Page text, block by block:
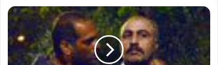
آگهی
فیلم
طبقه
حساس